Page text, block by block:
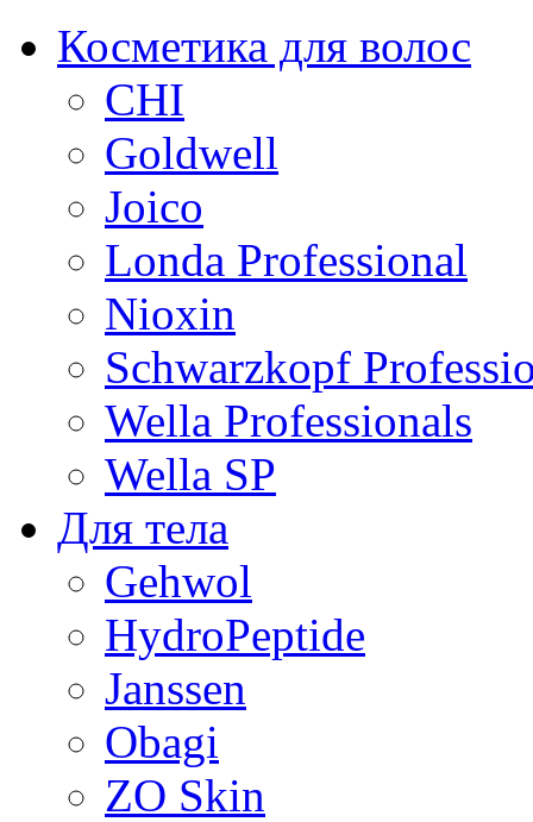
Косметика для волос
CHI
Goldwell
Joico
Londa Professional
Nioxin
Schwarzkopf
Wella Professionals
Wella SP
Для тела
Gehwol
HydroPeptide
Janssen
Obagi
ZO Skin